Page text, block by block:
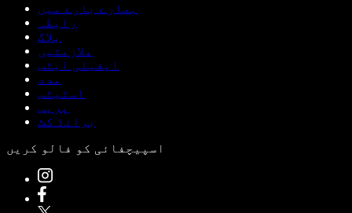
ہمارے بارے میں
رابطہ
بلاگ
ملازمتیں
ایفیلی ایٹس
مدد
اسٹیٹس
پریس
برانڈ کٹ
اسپیچفائی کو فالو کریں